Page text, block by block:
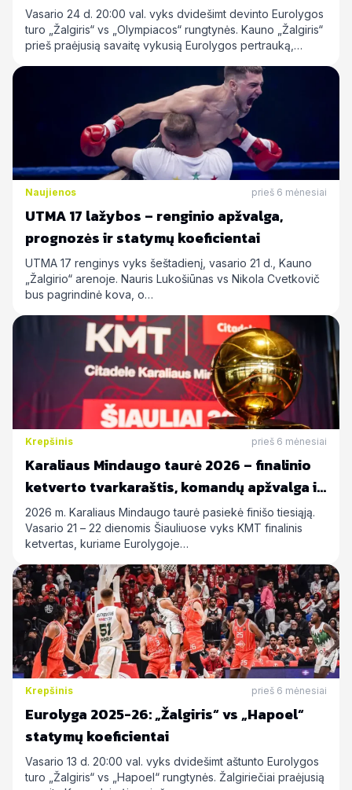
Vasario 24 d. 20:00 val. vyks dvidešimt devinto Eurolygos
turo „Žalgiris“ vs „Olympiacos“ rungtynės. Kauno „Žalgiris“
prieš praėjusią savaitę vykusią Eurolygos pertrauką,…
Naujienos prieš 6 mėnesiai
UTMA 17 lažybos – renginio apžvalga,
prognozės ir statymų koeficientai
UTMA 17 renginys vyks šeštadienį, vasario 21 d., Kauno
„Žalgirio“ arenoje. Nauris Lukošiūnas vs Nikola Cvetkovič
bus pagrindinė kova, o…
Krepšinis prieš 6 mėnesiai
Karaliaus Mindaugo taurė 2026 – finalinio
ketverto tvarkaraštis, komandų apžvalga ir
statymų prognozės
2026 m. Karaliaus Mindaugo taurė pasiekė finišo tiesiąją.
Vasario 21 – 22 dienomis Šiauliuose vyks KMT finalinis
ketvertas, kuriame Eurolygoje…
Krepšinis prieš 6 mėnesiai
Eurolyga 2025-26: „Žalgiris“ vs „Hapoel“
statymų koeficientai
Vasario 13 d. 20:00 val. vyks dvidešimt aštunto Eurolygos
turo „Žalgiris“ vs „Hapoel“ rungtynės. Žalgiriečiai praėjusią